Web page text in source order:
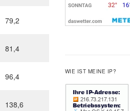
79,2
81,4
96,4
138,6
WIE IST MEINE IP?